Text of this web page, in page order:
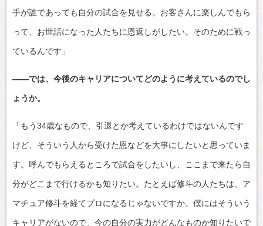
手が誰であっても自分の試合を見せる。お客さんに楽しんでもら
って、お世話になった人たちに恩返しがしたい。そのために戦っ
ているんです」
――では、今後のキャリアについてどのように考えているのでし
ょうか。
「もう34歳なもので、引退とか考えているわけではないんです
けど、そういう人から受けた恩などを大事にしたいと思っていま
す。呼んでもらえるところで試合をしたいし、ここまで来たら自
分がどこまで行けるかも知りたい。たとえば修斗の人たちは、ア
マチュア修斗を経てプロになるじゃないですか。僕にはそういう
キャリアがないので、今の自分の実力がどんなものか知りたいで